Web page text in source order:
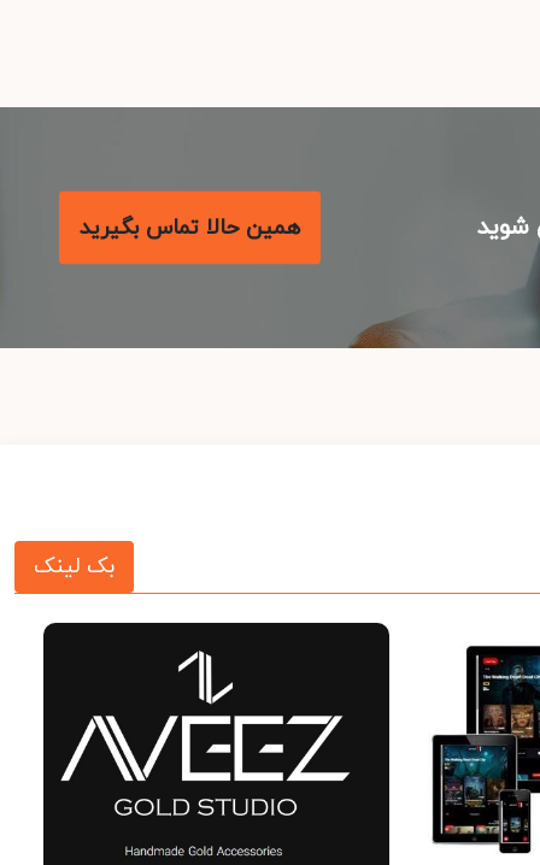
همین حالا تماس بگیرید
بک لینک